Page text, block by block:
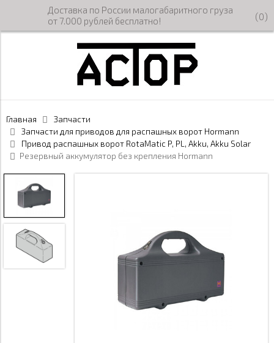
Доставка по России малогабаритного груза
от 7.000 рублей бесплатно!
(0)
Главная
Запчасти
Запчасти для приводов для распашных ворот Hormann
Привод распашных ворот RotaMatic P, PL, Akku, Akku Solar
Резервный аккумулятор без крепления Hormann